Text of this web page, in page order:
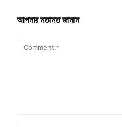
আপনার মতামত জানান